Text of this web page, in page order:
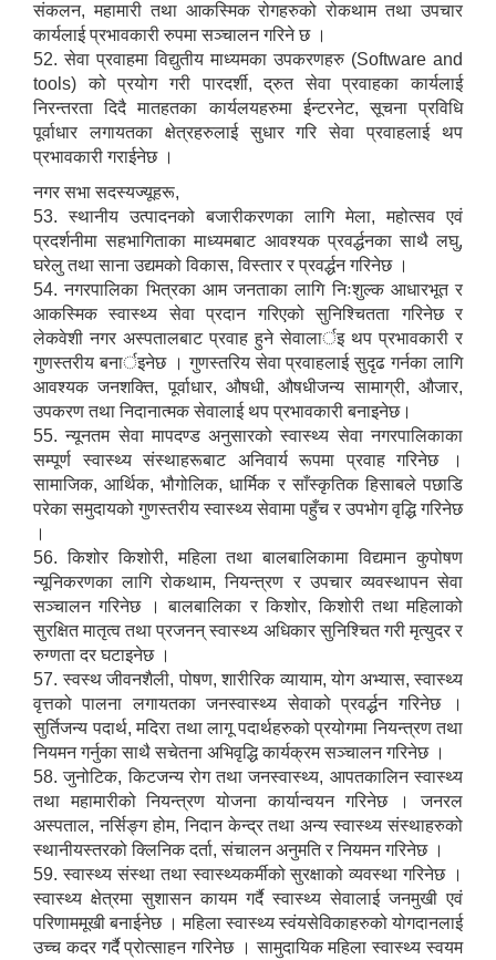
संकलन, महामारी तथा आकस्मिक रोगहरुको रोकथाम तथा उपचार
कार्यलाई प्रभावकारी रुपमा सञ्चालन गरिने छ ।
52. सेवा प्रवाहमा विद्युतीय माध्यमका उपकरणहरु (Software and
tools) को प्रयोग गरी पारदर्शी, द्रुत सेवा प्रवाहका कार्यलाई
निरन्तरता दिदै मातहतका कार्यलयहरुमा ईन्टरनेट, सूचना प्रविधि
पूर्वाधार लगायतका क्षेत्रहरुलाई सुधार गरि सेवा प्रवाहलाई थप
प्रभावकारी गराईनेछ ।
नगर सभा सदस्यज्यूहरू,
53. स्थानीय उत्पादनको बजारीकरणका लागि मेला, महोत्सव एवं
प्रदर्शनीमा सहभागिताका माध्यमबाट आवश्यक प्रवर्द्धनका साथै लघु,
घरेलु तथा साना उद्यमको विकास, विस्तार र प्रवर्द्धन गरिनेछ ।
54. नगरपालिका भित्रका आम जनताका लागि निःशुल्क आधारभूत र
आकस्मिक स्वास्थ्य सेवा प्रदान गरिएको सुनिश्चितता गरिनेछ र
लेकवेशी नगर अस्पतालबाट प्रवाह हुने सेवालार्इ थप प्रभावकारी र
गुणस्तरीय बनार्इनेछ । गुणस्तरिय सेवा प्रवाहलाई सुदृढ गर्नका लागि
आवश्यक जनशक्ति, पूर्वाधार, औषधी, औषधीजन्य सामाग्री, औजार,
उपकरण तथा निदानात्मक सेवालाई थप प्रभावकारी बनाइनेछ।
55. न्यूनतम सेवा मापदण्ड अनुसारको स्वास्थ्य सेवा नगरपालिकाका
सम्पूर्ण स्वास्थ्य संस्थाहरूबाट अनिवार्य रूपमा प्रवाह गरिनेछ ।
सामाजिक, आर्थिक, भौगोलिक, धार्मिक र साँस्कृतिक हिसाबले पछाडि
परेका समुदायको गुणस्तरीय स्वास्थ्य सेवामा पहुँच र उपभोग वृद्धि गरिनेछ
।
56. किशोर किशोरी, महिला तथा बालबालिकामा विद्यमान कुपोषण
न्यूनिकरणका लागि रोकथाम, नियन्त्रण र उपचार व्यवस्थापन सेवा
सञ्चालन गरिनेछ । बालबालिका र किशोर, किशोरी तथा महिलाको
सुरक्षित मातृत्व तथा प्रजनन् स्वास्थ्य अधिकार सुनिश्चित गरी मृत्युदर र
रुग्णता दर घटाइनेछ ।
57. स्वस्थ जीवनशैली, पोषण, शारीरिक व्यायाम, योग अभ्यास, स्वास्थ्य
वृत्तको पालना लगायतका जनस्वास्थ्य सेवाको प्रवर्द्धन गरिनेछ ।
सुर्तिजन्य पदार्थ, मदिरा तथा लागू पदार्थहरुको प्रयोगमा नियन्त्रण तथा
नियमन गर्नुका साथै सचेतना अभिवृद्धि कार्यक्रम सञ्चालन गरिनेछ ।
58. जुनोटिक, किटजन्य रोग तथा जनस्वास्थ्य, आपतकालिन स्वास्थ्य
तथा महामारीको नियन्त्रण योजना कार्यान्वयन गरिनेछ । जनरल
अस्पताल, नर्सिङ्ग होम, निदान केन्द्र तथा अन्य स्वास्थ्य संस्थाहरुको
स्थानीयस्तरको क्लिनिक दर्ता, संचालन अनुमति र नियमन गरिनेछ ।
59. स्वास्थ्य संस्था तथा स्वास्थ्यकर्मीको सुरक्षाको व्यवस्था गरिनेछ ।
स्वास्थ्य क्षेत्रमा सुशासन कायम गर्दै स्वास्थ्य सेवालाई जनमुखी एवं
परिणाममूखी बनाईनेछ । महिला स्वास्थ्य स्वंयसेविकाहरुको योगदानलाई
उच्च कदर गर्दै प्रोत्साहन गरिनेछ । सामुदायिक महिला स्वास्थ्य स्वयम